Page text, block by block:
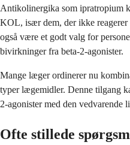
Antikolinergika som ipratropium
KOL, især dem, der ikke reagerer
også være et godt valg for
bivirkninger fra beta-2-agonister.
Mange læger ordinerer nu
typer lægemidler. Denne tilgang
2-agonister med den vedvarende
Ofte stillede